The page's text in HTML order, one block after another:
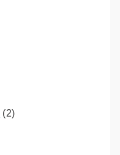
(2)